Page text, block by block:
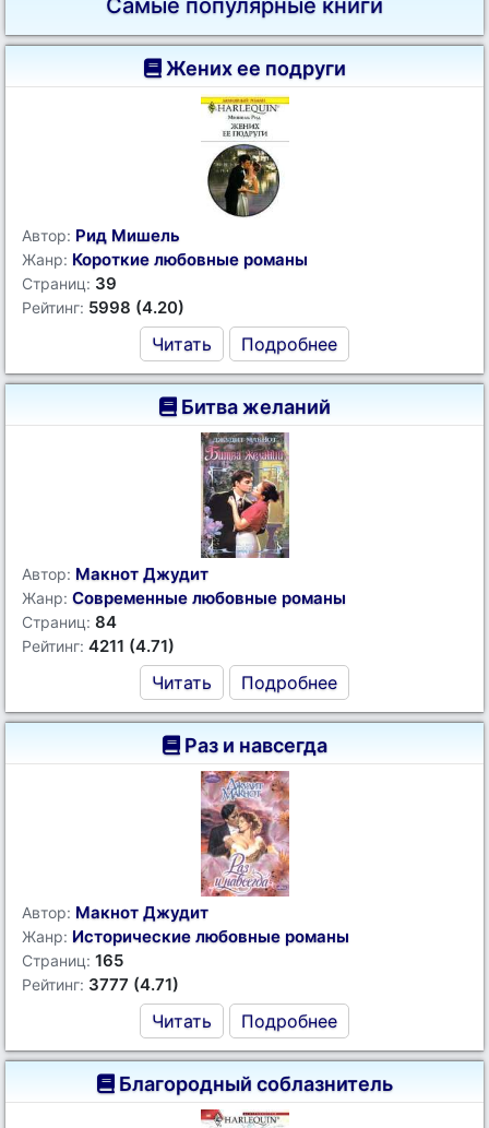
Самые популярные книги
Жених ее подруги
Автор: Рид Мишель
Жанр: Короткие любовные романы
Страниц: 39
Рейтинг: 5998 (4.20)
Читать Подробнее
Битва желаний
Автор: Макнот Джудит
Жанр: Современные любовные романы
Страниц: 84
Рейтинг: 4211 (4.71)
Читать Подробнее
Раз и навсегда
Автор: Макнот Джудит
Жанр: Исторические любовные романы
Страниц: 165
Рейтинг: 3777 (4.71)
Читать Подробнее
Благородный соблазнитель